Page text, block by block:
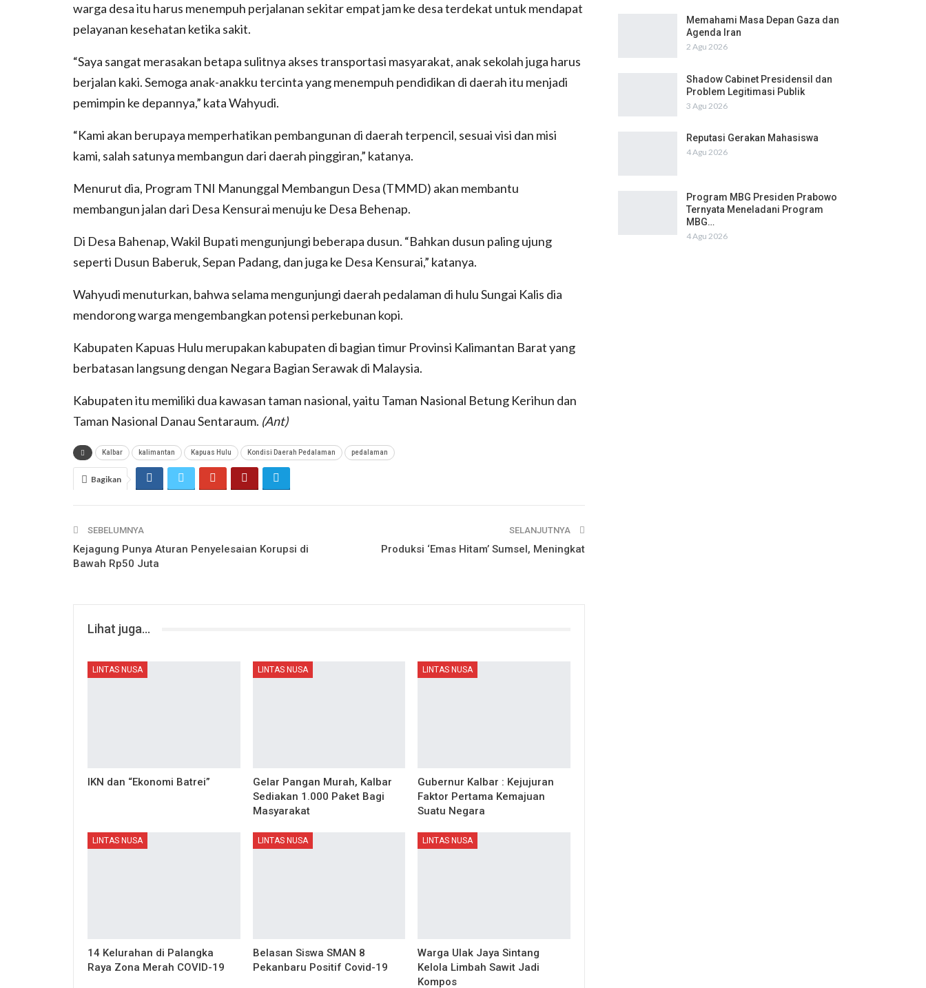
warga desa itu harus menempuh perjalanan sekitar empat jam ke desa terdekat untuk mendapat
pelayanan kesehatan ketika sakit.
“Saya sangat merasakan betapa sulitnya akses transportasi masyarakat, anak sekolah juga harus
berjalan kaki. Semoga anak-anakku tercinta yang menempuh pendidikan di daerah itu menjadi
pemimpin ke depannya,” kata Wahyudi.
“Kami akan berupaya memperhatikan pembangunan di daerah terpencil, sesuai visi dan misi
kami, salah satunya membangun dari daerah pinggiran,” katanya.
Menurut dia, Program TNI Manunggal Membangun Desa (TMMD) akan membantu
membangun jalan dari Desa Kensurai menuju ke Desa Behenap.
Di Desa Bahenap, Wakil Bupati mengunjungi beberapa dusun. “Bahkan dusun paling ujung
seperti Dusun Baberuk, Sepan Padang, dan juga ke Desa Kensurai,” katanya.
Wahyudi menuturkan, bahwa selama mengunjungi daerah pedalaman di hulu Sungai Kalis dia
mendorong warga mengembangkan potensi perkebunan kopi.
Kabupaten Kapuas Hulu merupakan kabupaten di bagian timur Provinsi Kalimantan Barat yang
berbatasan langsung dengan Negara Bagian Serawak di Malaysia.
Kabupaten itu memiliki dua kawasan taman nasional, yaitu Taman Nasional Betung Kerihun dan
Taman Nasional Danau Sentaraum. (Ant)
Kalbar kalimantan Kapuas Hulu Kondisi Daerah Pedalaman pedalaman
Bagikan
SEBELUMNYA
Kejagung Punya Aturan Penyelesaian Korupsi di
Bawah Rp50 Juta
SELANJUTNYA
Produksi ‘Emas Hitam’ Sumsel, Meningkat
Lihat juga...
LINTAS NUSA
IKN dan “Ekonomi Batrei”
LINTAS NUSA
Gelar Pangan Murah, Kalbar
Sediakan 1.000 Paket Bagi
Masyarakat
LINTAS NUSA
Gubernur Kalbar : Kejujuran
Faktor Pertama Kemajuan
Suatu Negara
LINTAS NUSA
14 Kelurahan di Palangka
Raya Zona Merah COVID-19
LINTAS NUSA
Belasan Siswa SMAN 8
Pekanbaru Positif Covid-19
LINTAS NUSA
Warga Ulak Jaya Sintang
Kelola Limbah Sawit Jadi
Kompos
Memahami Masa Depan Gaza dan
Agenda Iran
2 Agu 2026
Shadow Cabinet Presidensil dan
Problem Legitimasi Publik
3 Agu 2026
Reputasi Gerakan Mahasiswa
4 Agu 2026
Program MBG Presiden Prabowo
Ternyata Meneladani Program
MBG…
4 Agu 2026